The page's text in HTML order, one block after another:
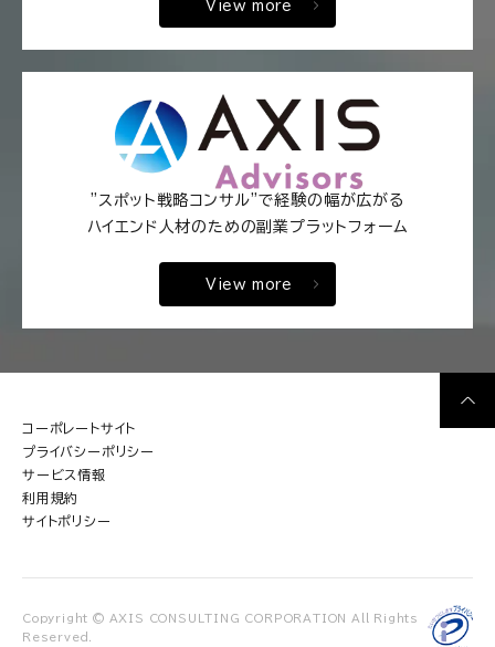
View more
"スポット戦略コンサル"で経験の幅が広がる
ハイエンド人材のための副業プラットフォーム
View more
コーポレートサイト
プライバシーポリシー
サービス情報
利用規約
サイトポリシー
Copyright © AXIS CONSULTING CORPORATION All Rights
Reserved.